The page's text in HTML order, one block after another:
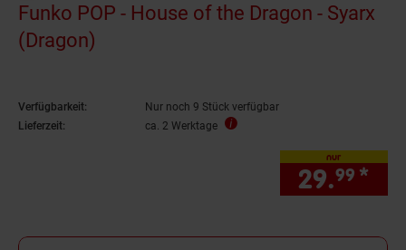
Funko POP - House of the Dragon - Syarx
(Dragon)
Verfügbarkeit:
Nur noch 9 Stück verfügbar
Lieferzeit:
ca. 2 Werktage
nur
29.99 *